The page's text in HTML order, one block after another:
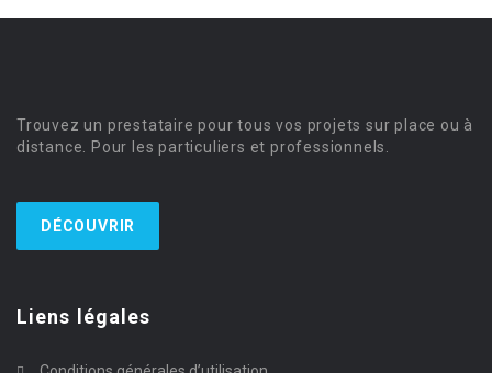
Trouvez un prestataire pour tous vos projets sur place ou à
distance. Pour les particuliers et professionnels.
DÉCOUVRIR
Liens légales